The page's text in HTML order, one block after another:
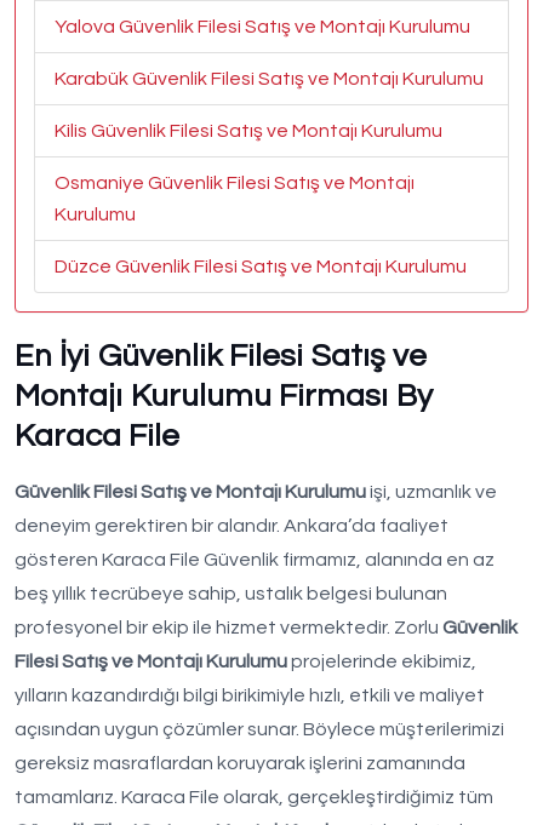
Yalova Güvenlik Filesi Satış ve Montajı Kurulumu
Karabük Güvenlik Filesi Satış ve Montajı Kurulumu
Kilis Güvenlik Filesi Satış ve Montajı Kurulumu
Osmaniye Güvenlik Filesi Satış ve Montajı
Kurulumu
Düzce Güvenlik Filesi Satış ve Montajı Kurulumu
En İyi Güvenlik Filesi Satış ve
Montajı Kurulumu Firması By
Karaca File
Güvenlik Filesi Satış ve Montajı Kurulumuişi, uzmanlık ve
deneyim gerektiren bir alandır. Ankara’da faaliyet
gösteren Karaca File Güvenlik firmamız, alanında en az
beş yıllık tecrübeye sahip, ustalık belgesi bulunan
profesyonel bir ekip ile hizmet vermektedir. Zorlu Güvenlik
Filesi Satış ve Montajı Kurulumuprojelerinde ekibimiz,
yılların kazandırdığı bilgi birikimiyle hızlı, etkili ve maliyet
açısından uygun çözümler sunar. Böylece müşterilerimizi
gereksiz masraflardan koruyarak işlerini zamanında
tamamlarız. Karaca File olarak, gerçekleştirdiğimiz tüm